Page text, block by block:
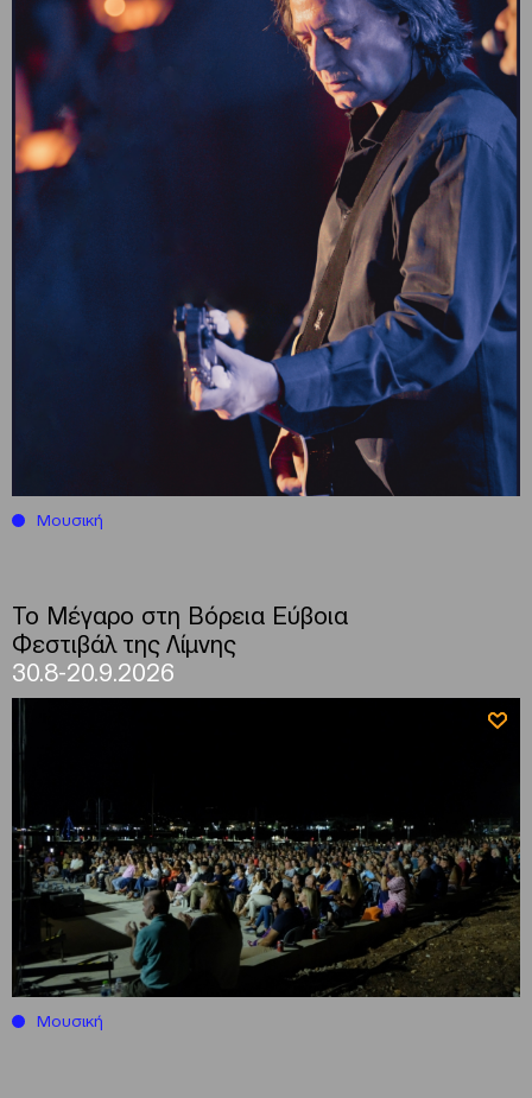
Μουσική
Το Μέγαρο στη Βόρεια Εύβοια
Φεστιβάλ της Λίμνης
30.8-20.9.2026
Μουσική